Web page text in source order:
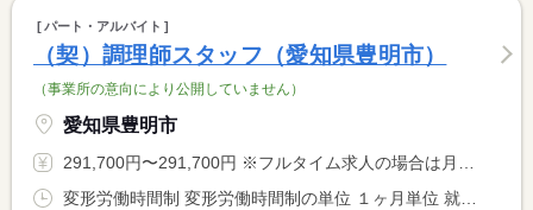
パート・アルバイト
（契）調理師スタッフ（愛知県豊明市）
（事業所の意向により公開していません）
愛知県豊明市
291,700円〜291,700円 ※フルタイム求人の場合は月額（換算額）、パート求人の場合は時間額を表示しています。